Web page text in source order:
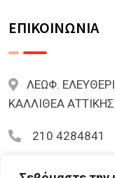
ΕΠΙΚΟΙΝΩΝΙΑ
ΛΕΩΦ.
ΚΑΛΛΙΘΕΑ ΑΤΤΙΚΗΣ
210 4284841